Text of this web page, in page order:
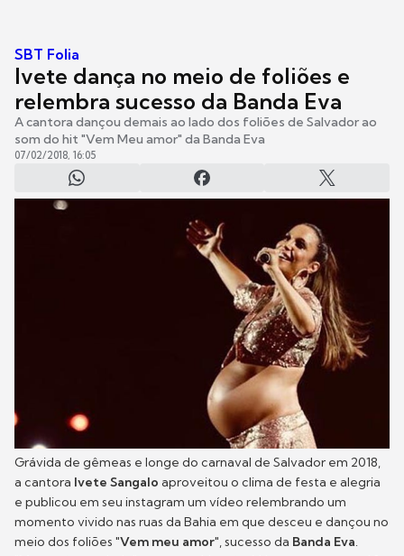
SBT Folia
Ivete dança no meio de foliões e
relembra sucesso da Banda Eva
A cantora dançou demais ao lado dos foliões de Salvador ao
som do hit "Vem Meu amor" da Banda Eva
07/02/2018, 16:05
Grávida de gêmeas e longe do carnaval de Salvador em 2018,
a cantora Ivete Sangalo aproveitou o clima de festa e alegria
e publicou em seu instagram um vídeo relembrando um
momento vivido nas ruas da Bahia em que desceu e dançou no
meio dos foliões "Vem meu amor", sucesso da Banda Eva.